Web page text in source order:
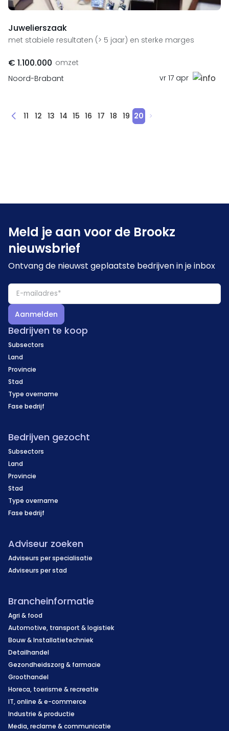
Juwelierszaak
met stabiele resultaten (> 5 jaar) en sterke marges
€ 1.100.000 omzet
Noord-Brabant
vr 17 apr
11 12 13 14 15 16 17 18 19 20
Meld je aan voor de Brookz
nieuwsbrief
Ontvang de nieuwst geplaatste bedrijven in je inbox
Aanmelden
Bedrijven te koop
Subsectors
Land
Provincie
Stad
Type overname
Fase bedrijf
Bedrijven gezocht
Subsectors
Land
Provincie
Stad
Type overname
Fase bedrijf
Adviseur zoeken
Adviseurs per specialisatie
Adviseurs per stad
Brancheinformatie
Agri & food
Automotive, transport & logistiek
Bouw & Installatietechniek
Detailhandel
Gezondheidszorg & farmacie
Groothandel
Horeca, toerisme & recreatie
IT, online & e-commerce
Industrie & productie
Media, reclame & communicatie